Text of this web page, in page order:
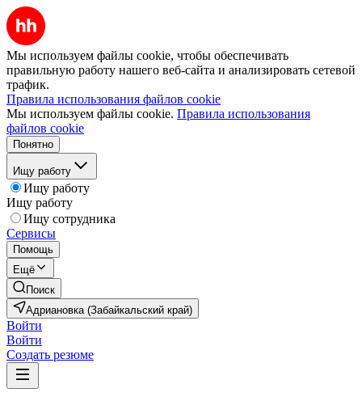
Мы используем файлы cookie, чтобы обеспечивать
правильную работу нашего веб-сайта и анализировать сетевой
трафик.
Правила использования файлов cookie
Мы используем файлы cookie. Правила использования
файлов cookie
Понятно
Ищу работу
Ищу работу
Ищу работу
Ищу сотрудника
Сервисы
Помощь
Ещё
Поиск
Адриановка (Забайкальский край)
Войти
Войти
Создать резюме